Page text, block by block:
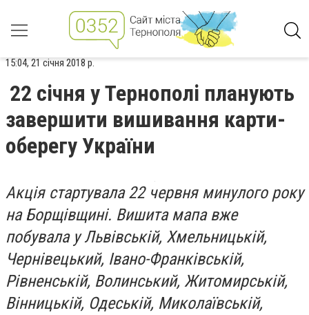
15:04, 21 січня 2018 р.
22 січня у Тернополі планують
завершити вишивання карти-
оберегу України
Акція стартувала 22 червня минулого року
на Борщівщині. Вишита мапа вже
побувала у Львівській, Хмельницькій,
Чернівецький, Івано-Франківській,
Рівненській, Волинський, Житомирській,
Вінницькій, Одеській, Миколаївській,